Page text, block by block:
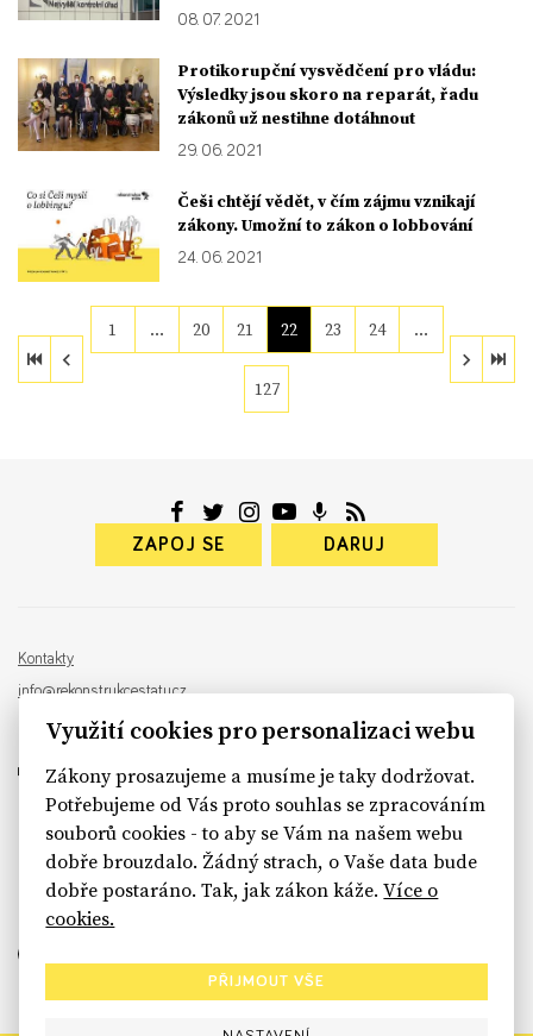
08. 07. 2021
Protikorupční vysvědčení pro vládu:
Výsledky jsou skoro na reparát, řadu
zákonů už nestihne dotáhnout
29. 06. 2021
Češi chtějí vědět, v čím zájmu vznikají
zákony. Umožní to zákon o lobbování
24. 06. 2021
1 … 20 21 22 23 24 …
127
ZAPOJ SE DARUJ
Kontakty
info@rekonstrukcestatu.cz
Návrh a vývoj: Sinfin , ilustrace:
sinfin.digital
Využití cookies pro personalizaci webu
Zákony prosazujeme a musíme je taky dodržovat.
Potřebujeme od Vás proto souhlas se zpracováním
souborů cookies - to aby se Vám na našem webu
dobře brouzdalo. Žádný strach, o Vaše data bude
dobře postaráno. Tak, jak zákon káže.Více o
cookies.
PŘIJMOUT VŠE